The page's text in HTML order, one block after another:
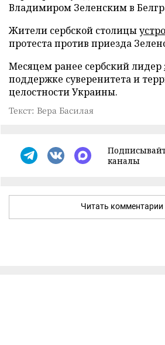
Владимиром Зеленским в
Жители сербской столицы
протеста против приезда
Месяцем ранее сербский лидер
поддержке суверенитета и
целостности Украины.
Текст: Вера Басилая
каналы
Читать комментарии